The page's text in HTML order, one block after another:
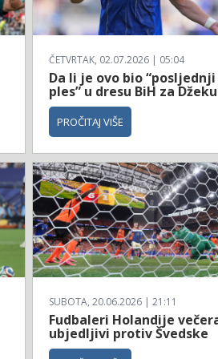
ČETVRTAK, 02.07.2026 | 05:04
Da li je ovo bio “posljednji
ples” u dresu BiH za Džeku
PROČITAJ VIŠE
SUBOTA, 20.06.2026 | 21:11
Fudbaleri Holandije
ubjedljivi protiv Švedske